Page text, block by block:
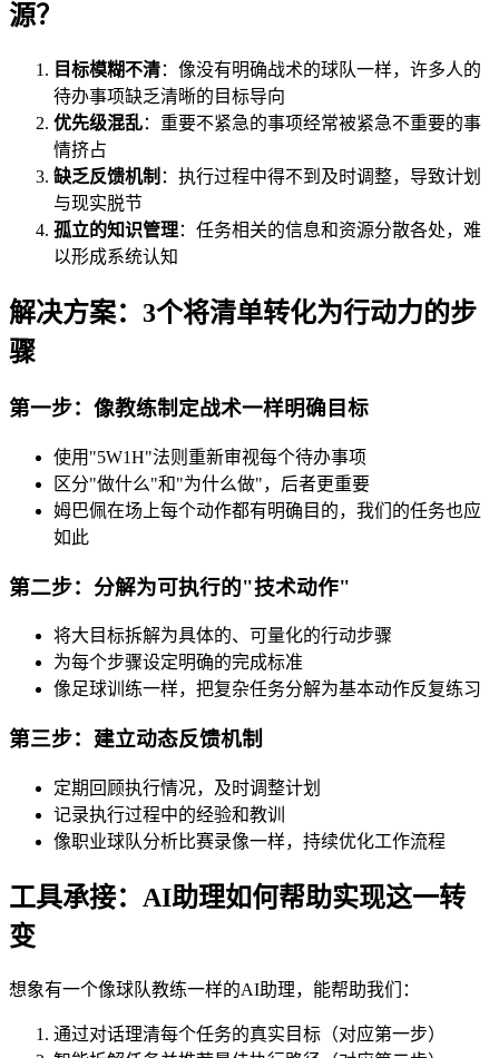
源？
目标模糊不清：像没有明确战术的球队一样，许多人的
待办事项缺乏清晰的目标导向
优先级混乱：重要不紧急的事项经常被紧急不重要的事
情挤占
缺乏反馈机制 ：执行过程中得不到及时调整，导致计划
与现实脱节
孤立的知识管理：任务相关的信息和资源分散各处，难
以形成系统认知
解决方案：3个将清单转化为行动力的步
骤
第一步：像教练制定战术一样明确目标
使用"5W1H"法则重新审视每个待办事项
区分"做什么"和"为什么做"，后者更重要
姆巴佩在场上每个动作都有明确目的，我们的任务也应
如此
第二步：分解为可执行的"技术动作"
将大目标拆解为具体的、可量化的行动步骤
为每个步骤设定明确的完成标准
像足球训练一样，把复杂任务分解为基本动作反复练习
第三步：建立动态反馈机制
定期回顾执行情况，及时调整计划
记录执行过程中的经验和教训
像职业球队分析比赛录像一样，持续优化工作流程
工具承接：AI助理如何帮助实现这一转
变
想象有一个像球队教练一样的AI助理，能帮助我们：
通过对话理清每个任务的真实目标（对应第一步）